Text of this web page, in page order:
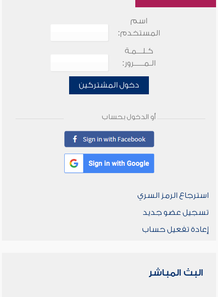
اسم
المستخدم:
كـلـــمـة
الـمـــــرور:
دخول المشتركين
أو الدخول بحساب
استرجاع الرمز السري
تسجيل عضو جديد
إعادة تفعيل حساب
البث المباشر